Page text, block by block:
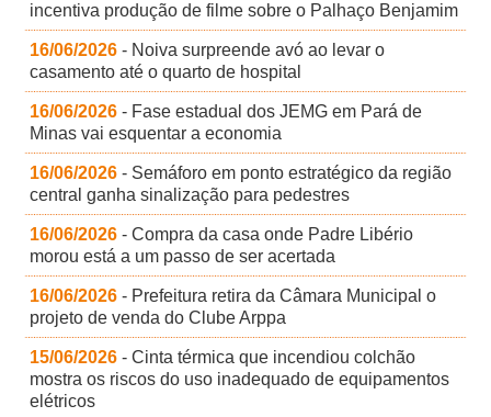
incentiva produção de filme sobre o Palhaço Benjamim
16/06/2026 - Noiva surpreende avó ao levar o
casamento até o quarto de hospital
16/06/2026 - Fase estadual dos JEMG em Pará de
Minas vai esquentar a economia
16/06/2026 - Semáforo em ponto estratégico da região
central ganha sinalização para pedestres
16/06/2026 - Compra da casa onde Padre Libério
morou está a um passo de ser acertada
16/06/2026 - Prefeitura retira da Câmara Municipal o
projeto de venda do Clube Arppa
15/06/2026 - Cinta térmica que incendiou colchão
mostra os riscos do uso inadequado de equipamentos
elétricos